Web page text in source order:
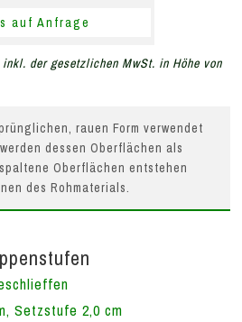
auf Anfrage
der gesetzlichen MwSt. in Höhe von
rauen Form verwendet
dessen Oberflächen als
Oberflächen entstehen
des Rohmaterials.
Setzstufe 2,0 cm